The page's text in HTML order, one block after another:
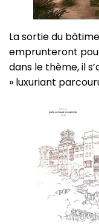
La sortie du
emprunteront
dans le thème, il
» luxuriant